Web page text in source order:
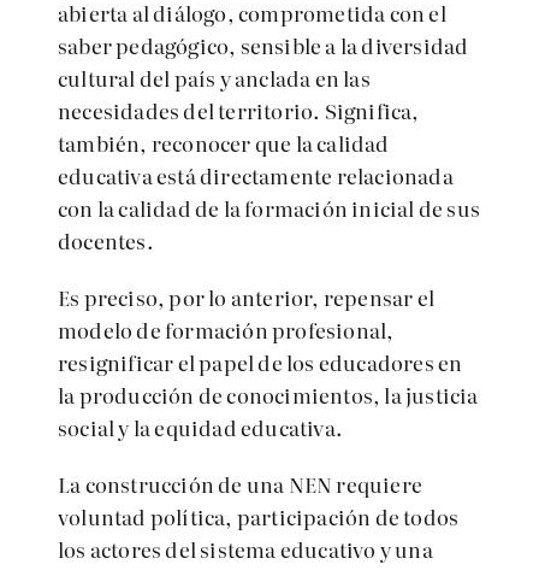
abierta al diálogo, comprometida con el
saber pedagógico, sensible a la diversidad
cultural del país y anclada en las
necesidades del territorio. Significa,
también, reconocer que la calidad
educativa está directamente relacionada
con la calidad de la formación inicial de sus
docentes.
Es preciso, por lo anterior, repensar el
modelo de formación profesional,
resignificar el papel de los educadores en
la producción de conocimientos, la justicia
social y la equidad educativa.
La construcción de una NEN requiere
voluntad política, participación de todos
los actores del sistema educativo y una